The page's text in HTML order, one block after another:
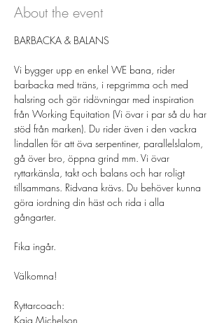
About the event
BARBACKA & BALANS
Vi bygger upp en enkel WE bana, rider
barbacka med träns, i repgrimma och med
halsring och gör ridövningar med inspiration
från Working Equitation (Vi övar i par så du har
stöd från marken). Du rider även i den vackra
lindallen för att öva serpentiner, parallelslalom,
gå över bro, öppna grind mm. Vi övar
ryttarkänsla, takt och balans och har roligt
tillsammans. Ridvana krävs. Du behöver kunna
göra iordning din häst och rida i alla
gångarter.
Fika ingår.
Välkomna!
Ryttarcoach:
Kaja Michelson